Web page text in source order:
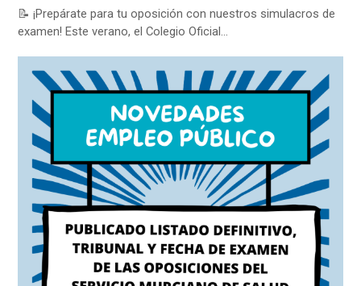
📝 ¡Prepárate para tu oposición con nuestros simulacros de
examen! Este verano, el Colegio Oficial…